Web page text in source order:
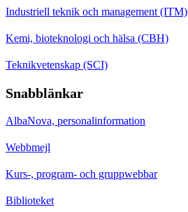
Industriell teknik och management (ITM)
Kemi, bioteknologi och hälsa (CBH)
Teknikvetenskap (SCI)
Snabblänkar
AlbaNova, personalinformation
Webbmejl
Kurs-, program- och gruppwebbar
Biblioteket